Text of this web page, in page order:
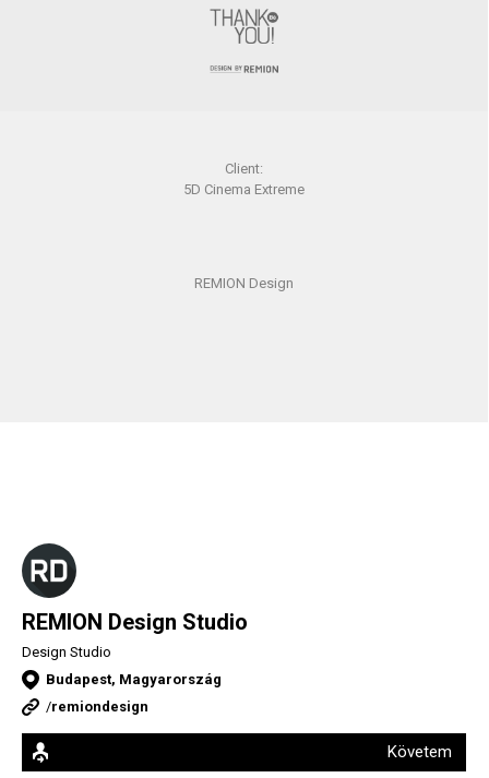
Client:
5D Cinema Extreme
REMION Design
REMION Design Studio
Design Studio
Budapest, Magyarország
/remiondesign
Követem